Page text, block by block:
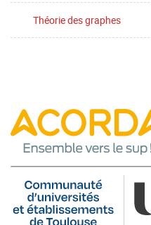
Théorie des graphes